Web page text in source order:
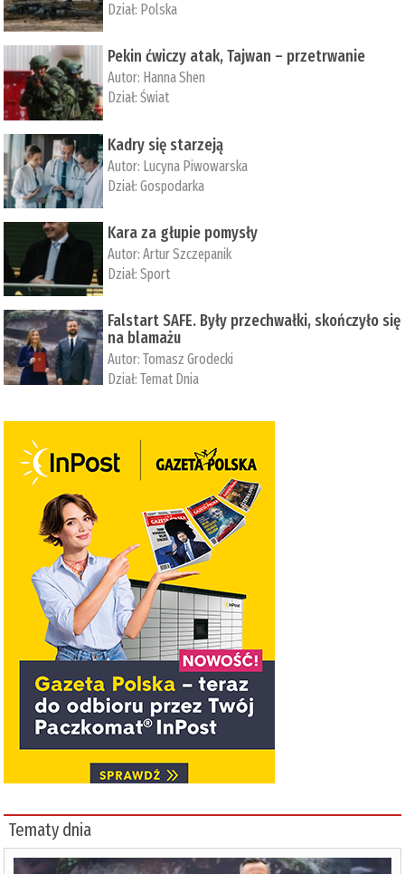
Dział: Polska
Pekin ćwiczy atak, Tajwan – przetrwanie
Autor: ­Hanna Shen
Dział:Świat
Kadry się starzeją
Autor: Lucyna Piwowarska
Dział:Gospodarka
Kara za głupie pomysły
Autor:Artur Szczepanik
Dział:Sport
Falstart SAFE. Były przechwałki, skończyło się
na blamażu
Autor:Tomasz Grodecki
Dział:Temat Dnia
Tematy dnia